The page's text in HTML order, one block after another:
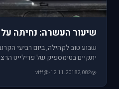
שיעור העשרה: נחיתה
יתקיים בטימספיק של פרילייט
BarTzi בנושא
2,082
12.11.2018
·
@viff